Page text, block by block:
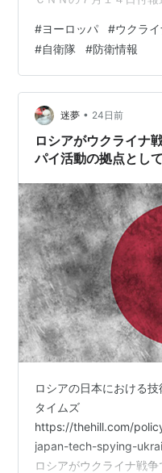
れる、これは過去の水陸
含め、水陸両用作戦能力
装備の活用を模索して
イナ軍水陸両用作戦は
艇からＵＧＶ地上戦闘車
が、ウクライナ軍はロ
#ヨーロッパ #ウクラ
#自衛隊 #防衛情報
迷夢 • 24日前
ロシアがウクライナ
パイ活動の拠点とし
ロシアの日本における
タイムズ
https://thehill.com/
japan-tech-spying-
ロシアがウクライナ戦